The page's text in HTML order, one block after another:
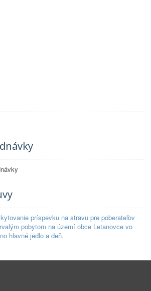
príspevku na stravu pre poberateľov
pobytom na území obce Letanovce vo
hlavné jedlo a deň.